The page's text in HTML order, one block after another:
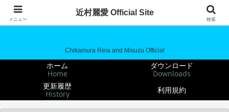
近村麗愛 Official Site
Chikamura Reia and Misuzu Official
ホーム
Home
ダウンロード
Downloads
更新履歴
History 利用規約
メニュー
近村麗愛 Official Site
検索